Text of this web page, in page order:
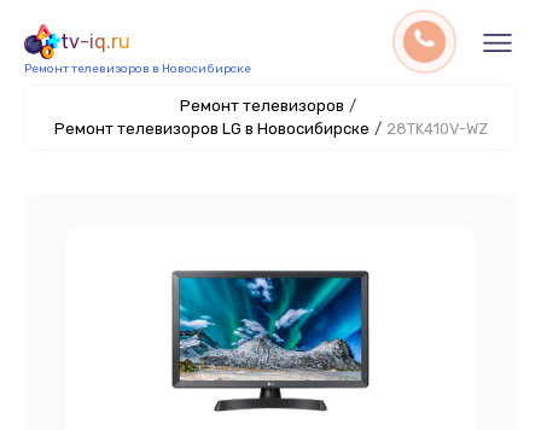
tv-iq.ru
Ремонт телевизоров в Новосибирске
Ремонт телевизоров /
Ремонт телевизоров LG в Новосибирске / 28TK410V-WZ